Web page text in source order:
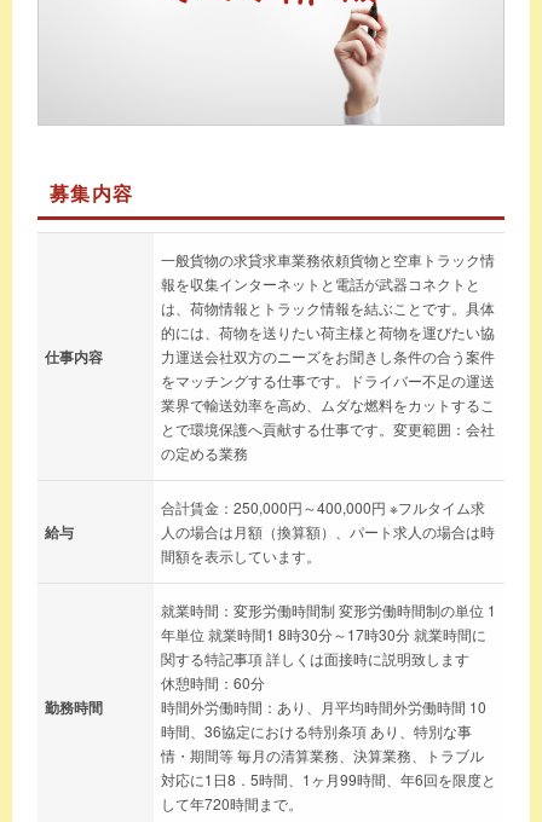
募集内容
仕事内容
一般貨物の求貸求車業務依頼貨物と空車トラック情
報を収集インターネットと電話が武器コネクトと
は、荷物情報とトラック情報を結ぶことです。具体
的には、荷物を送りたい荷主様と荷物を運びたい協
力運送会社双方のニーズをお聞きし条件の合う案件
をマッチングする仕事です。ドライバー不足の運送
業界で輸送効率を高め、ムダな燃料をカットするこ
とで環境保護へ貢献する仕事です。変更範囲：会社
の定める業務
給与
合計賃金：250,000円～400,000円 ※フルタイム求
人の場合は月額（換算額）、パート求人の場合は時
間額を表示しています。
勤務時間
就業時間：変形労働時間制 変形労働時間制の単位 1
年単位 就業時間1 8時30分～17時30分 就業時間に
関する特記事項 詳しくは面接時に説明致します
休憩時間：60分
時間外労働時間：あり、月平均時間外労働時間 10
時間、36協定における特別条項 あり、特別な事
情・期間等 毎月の清算業務、決算業務、トラブル
対応に1日8．5時間、1ヶ月99時間、年6回を限度と
して年720時間まで。